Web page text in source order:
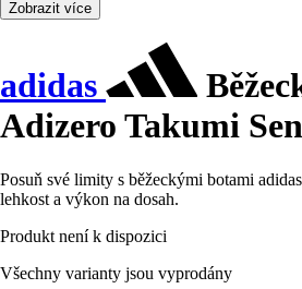
Zobrazit více
adidas
Adizero Takumi
Posuň své limity s běžeckými botami
lehkost a výkon na dosah.
Produkt není k dispozici
Všechny varianty jsou vyprodány